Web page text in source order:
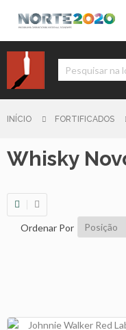
Sessão
Sign
up
Carrinho
INÍCIO FORTIFICADOS
Whisky
Ordenar Por